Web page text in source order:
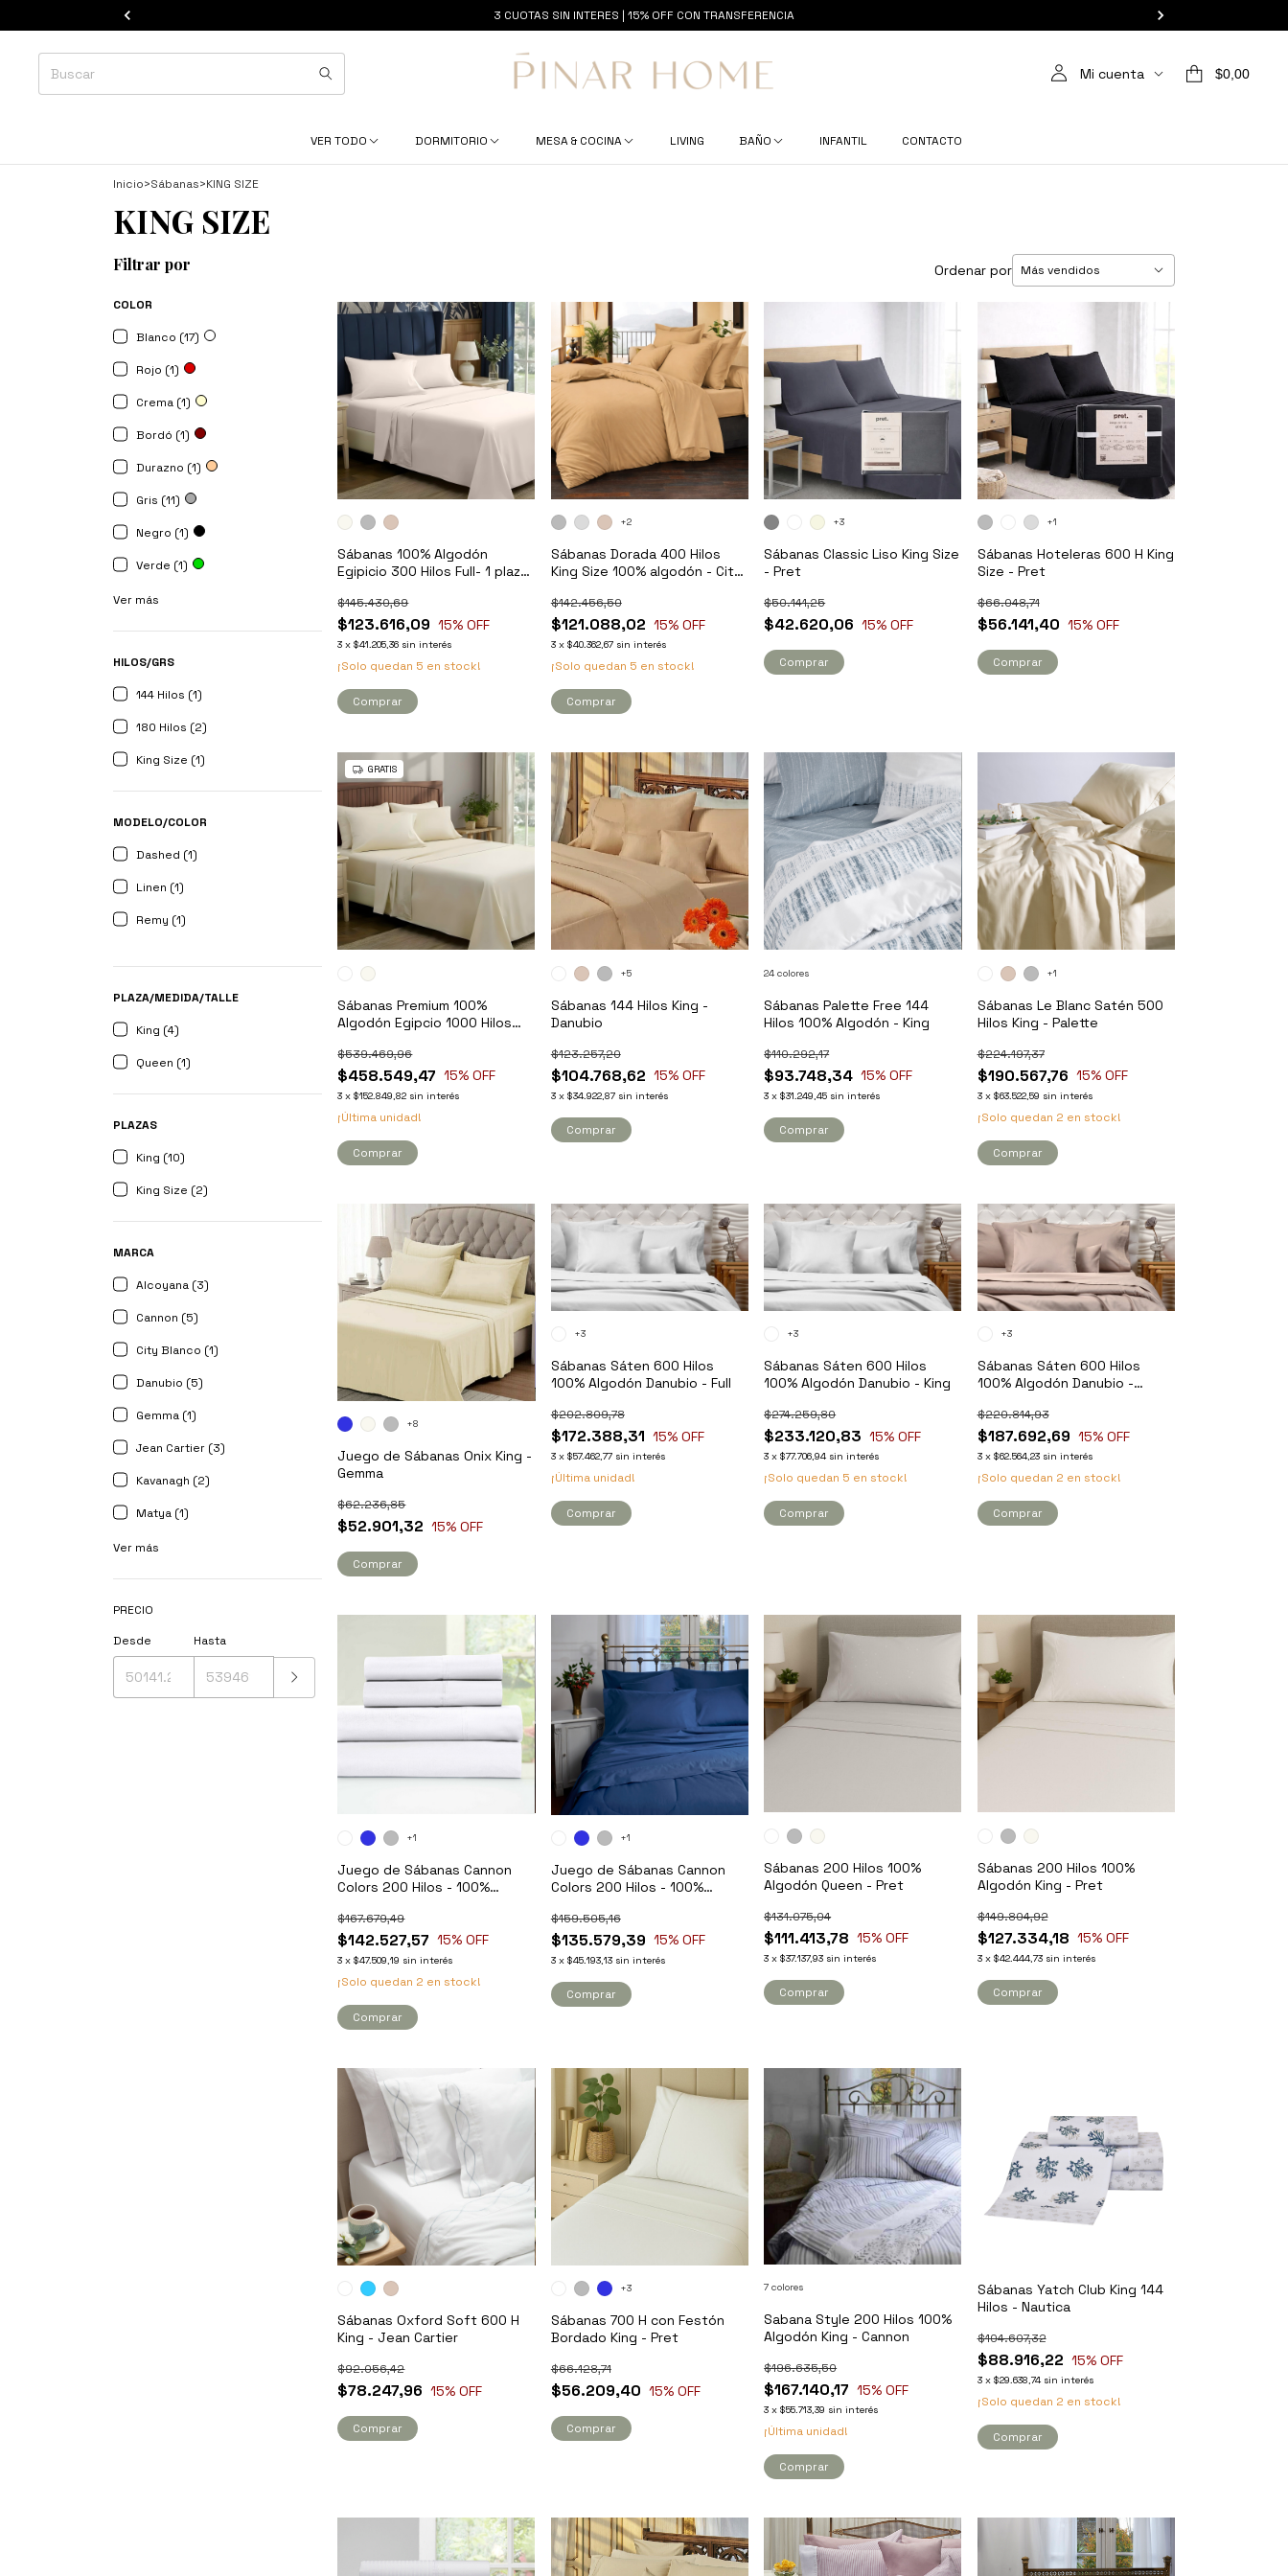
3 CUOTAS SIN INTERES | 15% OFF CON TRANSFERENCIA
Mi cuenta $0,00
VER TODO DORMITORIO MESA & COCINA LIVING BAÑO INFANTIL CONTACTO
Inicio>Sábanas>KING SIZE
KING SIZE
Filtrar por
COLOR
Blanco (17)
Rojo (1)
Crema (1)
Bordó (1)
Durazno (1)
Gris (11)
Negro (1)
Verde (1)
Ver más
HILOS/GRS
144 Hilos (1)
180 Hilos (2)
King Size (1)
MODELO/COLOR
Dashed (1)
Linen (1)
Remy (1)
PLAZA/MEDIDA/TALLE
King (4)
Queen (1)
PLAZAS
King (10)
King Size (2)
MARCA
Alcoyana (3)
Cannon (5)
City Blanco (1)
Danubio (5)
Gemma (1)
Jean Cartier (3)
Kavanagh (2)
Matya (1)
Ver más
PRECIO
Desde
Hasta
Ordenar por
Sábanas 100% Algodón
Egipicio 300 Hilos Full- 1 plaza
$123.616,09
$145.430,69
15% OFF
3 x$41.205,36 sin interés
¡Solo quedan 5 en stock!
Comprar
Sábanas Dorada 400 Hilos
King Size 100% algodón - City
$121.088,02
$142.456,50
15% OFF
3 x $40.362,67 sin interés
¡Solo quedan 5 en stock!
+2
Comprar
Sábanas Classic Liso King Size
- Pret
$42.620,06
$50.141,25
15% OFF
+3
Comprar
Sábanas Hoteleras 600 H King
Size - Pret
$56.141,40
$66.048,71
15% OFF
+1
Comprar
GRATIS
Sábanas Premium 100%
Algodón Egipcio 1000 Hilos
$458.549,47
$539.469,96
15% OFF
3 x$152.849,82 sin interés
¡Última unidad!
Comprar
Sábanas 144 Hilos King -
Danubio
$104.768,62
$123.257,20
15% OFF
3 x $34.922,87 sin interés
+5
Comprar
Sábanas Palette Free 144
Hilos 100% Algodón - King
$93.748,34
$110.292,17
15% OFF
3 x$31.249,45 sin interés
24 colores
Comprar
Sábanas Le Blanc Satén 500
Hilos King - Palette
$190.567,76
$224.197,37
15% OFF
3 x $63.522,59 sin interés
¡Solo quedan 2 en stock!
+1
Comprar
Juego de Sábanas Onix King -
Gemma
$52.901,32
$62.236,85
15% OFF
+8
Comprar
Sábanas Sáten 600 Hilos
100% Algodón Danubio - Full
$172.388,31
$202.809,78
15% OFF
3 x $57.462,77 sin interés
¡Última unidad!
+3
Comprar
Sábanas Sáten 600 Hilos
100% Algodón Danubio - King
$233.120,83
$274.259,80
15% OFF
3 x$77.706,94 sin interés
¡Solo quedan 5 en stock!
+3
Comprar
Sábanas Sáten 600 Hilos
100% Algodón Danubio -
$187.692,69
$220.814,93
15% OFF
3 x $62.564,23 sin interés
¡Solo quedan 2 en stock!
+3
Comprar
Juego de Sábanas Cannon
Colors 200 Hilos - 100%
$142.527,57
$167.679,49
15% OFF
3 x$47.509,19 sin interés
¡Solo quedan 2 en stock!
+1
Comprar
Juego de Sábanas Cannon
Colors 200 Hilos - 100%
$135.579,39
$159.505,16
15% OFF
3 x $45.193,13 sin interés
+1
Comprar
Sábanas 200 Hilos 100%
Algodón Queen - Pret
$111.413,78
$131.075,04
15% OFF
3 x$37.137,93 sin interés
Comprar
Sábanas 200 Hilos 100%
Algodón King - Pret
$127.334,18
$149.804,92
15% OFF
3 x $42.444,73 sin interés
Comprar
Sábanas Oxford Soft 600 H
King - Jean Cartier
$78.247,96
$92.056,42
15% OFF
Comprar
Sábanas 700 H con Festón
Bordado King - Pret
$56.209,40
$66.128,71
15% OFF
+3
Comprar
Sabana Style 200 Hilos 100%
Algodón King - Cannon
$167.140,17
$196.635,50
15% OFF
3 x$55.713,39 sin interés
¡Última unidad!
7 colores
Comprar
Sábanas Yatch Club King 144
Hilos - Nautica
$88.916,22
$104.607,32
15% OFF
3 x $29.638,74 sin interés
¡Solo quedan 2 en stock!
Comprar